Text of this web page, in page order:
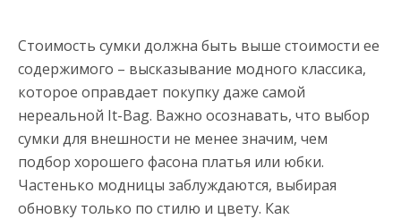
Стоимость сумки должна быть выше стоимости ее
содержимого – высказывание модного классика,
которое оправдает покупку даже самой
нереальной It-Bag. Важно осознавать, что выбор
сумки для внешности не менее значим, чем
подбор хорошего фасона платья или юбки.
Частенько модницы заблуждаются, выбирая
обновку только по стилю и цвету. Как